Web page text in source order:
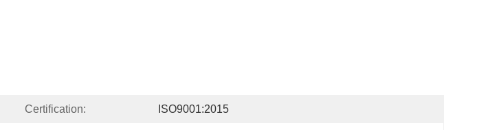
Certification: ISO9001:2015